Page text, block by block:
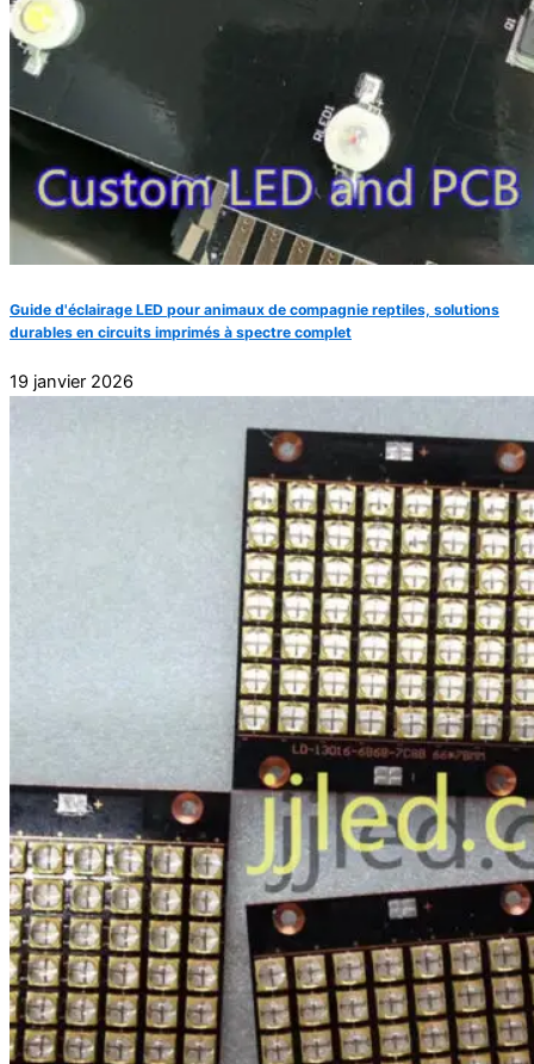
Guide d'éclairage LED pour animaux de compagnie reptiles, solutions
durables en circuits imprimés à spectre complet
19 janvier 2026